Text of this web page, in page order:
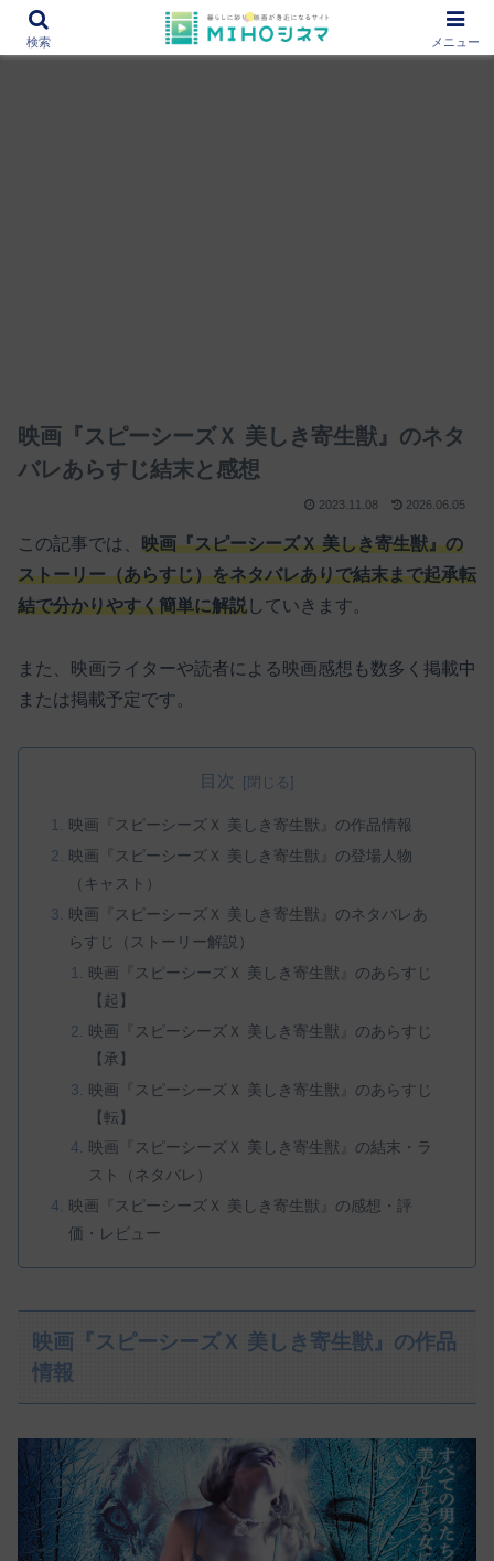
12000作品を紹介！あなたの映画図書館『MIHOシネマ』
映画『スピーシーズＸ 美しき寄生獣』のネタ
バレあらすじ結末と感想
2023.11.08 2026.06.05
この記事では、 映画『スピーシーズＸ 美しき寄生獣』の
ストーリー（あらすじ）をネタバレありで結末まで起承転
結で分かりやすく簡単に解説 していきます。
また、映画ライターや読者による映画感想も数多く掲載中
または掲載予定です。
目次
映画『スピーシーズＸ 美しき寄生獣』の作品情報
映画『スピーシーズＸ 美しき寄生獣』の登場人物
（キャスト）
映画『スピーシーズＸ 美しき寄生獣』のネタバレあ
らすじ（ストーリー解説）
映画『スピーシーズＸ 美しき寄生獣』のあらすじ
【起】
映画『スピーシーズＸ 美しき寄生獣』のあらすじ
【承】
映画『スピーシーズＸ 美しき寄生獣』のあらすじ
【転】
映画『スピーシーズＸ 美しき寄生獣』の結末・ラ
スト（ネタバレ）
映画『スピーシーズＸ 美しき寄生獣』の感想・評
価・レビュー
映画『スピーシーズＸ 美しき寄生獣』の作品
情報
検索 メニュー